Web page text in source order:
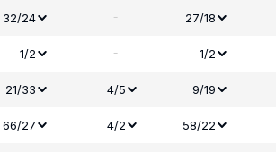
32/24 - 27/18
1/2 - 1/2
21/33 4/5 9/19
66/27 4/2 58/22